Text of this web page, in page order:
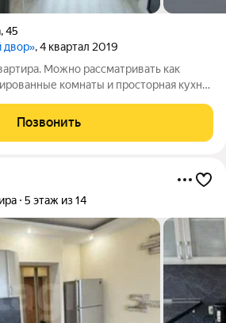
,45
двор», 4 квартал 2019
Можно рассматривать как
комнаты и просторная кухня-
ремонтом. Все делали для себя, с
не
Позвонить
5 этаж из 14